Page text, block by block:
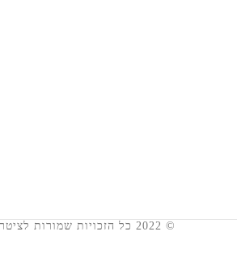
© 2022 כל הזכויות שמורות לציטרין גרופ בע״מ |